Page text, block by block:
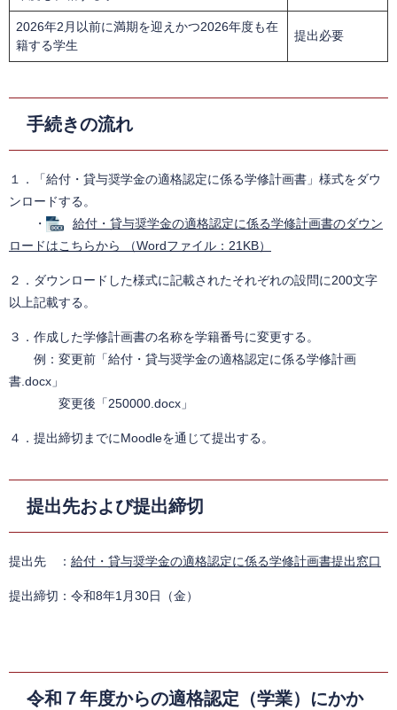
2026年2月以前に満期を迎えかつ2026年度も在
籍する学生
提出必要
手続きの流れ
１．「給付・貸与奨学金の適格認定に係る学修計画書」様式をダウ
ンロードする。
・
給付・貸与奨学金の適格認定に係る学修計画書のダウン
ロードはこちらから （Wordファイル：21KB）
２．ダウンロードした様式に記載されたそれぞれの設問に200文字
以上記載する。
３．作成した学修計画書の名称を学籍番号に変更する。
例：変更前「給付・貸与奨学金の適格認定に係る学修計画
書.docx」
変更後「250000.docx」
４．提出締切までにMoodleを通じて提出する。
提出先および提出締切
提出先 ： 給付・貸与奨学金の適格認定に係る学修計画書提出窓口
提出締切：令和8年1月30日（金）
令和７年度からの適格認定（学業）にかか